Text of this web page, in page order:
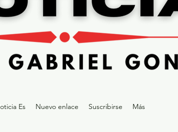
Es Nuevo enlace Suscribirse Más